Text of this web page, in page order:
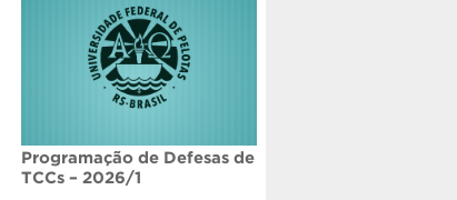
Programação de Defesas de
TCCs – 2026/1